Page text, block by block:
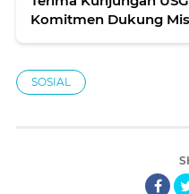
Komitmen Dukung
SOSIAL